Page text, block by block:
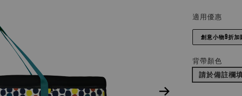
適用優惠
創意小物9折加
背帶顏色
請於備註欄